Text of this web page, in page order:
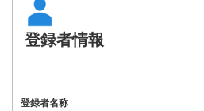
登録者情報
登録者名称